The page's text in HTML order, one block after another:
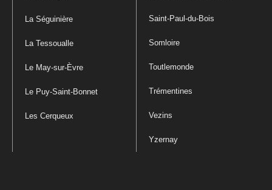
La Séguinière
La Tessoualle
Le May-sur-Èvre
Le Puy-Saint-Bonnet
Les Cerqueux
Saint-Paul-du-Bois
Somloire
Toutlemonde
Trémentines
Vezins
Yzernay